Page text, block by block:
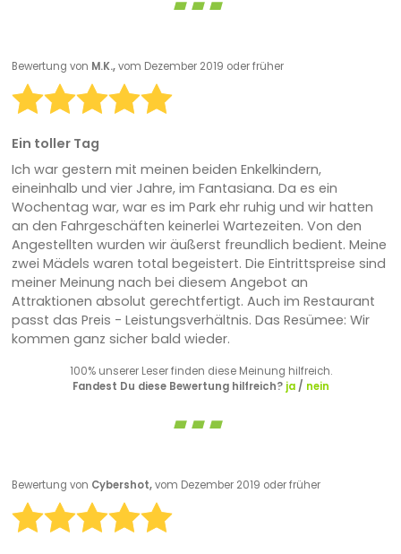
Bewertung von M.K.,vom Dezember 2019 oder früher
Ein toller Tag
Ich war gestern mit meinen beiden Enkelkindern,
eineinhalb und vier Jahre, im Fantasiana. Da es ein
Wochentag war, war es im Park ehr ruhig und wir hatten
an den Fahrgeschäften keinerlei Wartezeiten. Von den
Angestellten wurden wir äußerst freundlich bedient. Meine
zwei Mädels waren total begeistert. Die Eintrittspreise sind
meiner Meinung nach bei diesem Angebot an
Attraktionen absolut gerechtfertigt. Auch im Restaurant
passt das Preis - Leistungsverhältnis. Das Resümee: Wir
kommen ganz sicher bald wieder.
100% unserer Leser finden diese Meinung hilfreich.
Fandest Du diese Bewertung hilfreich? ja/ nein
Bewertung von Cybershot,vom Dezember 2019 oder früher